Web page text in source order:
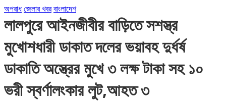
অপরাধ জেলার খবর বাংলাদেশ
লালপুরে আইনজীবীর বাড়িতে সশস্ত্র
মুখোশধারী ডাকাত দলের ভয়াবহ দুর্ধর্ষ
ডাকাতি অস্ত্রের মুখে ৩ লক্ষ টাকা সহ ১০
ভরী স্বর্ণালংকার লুট,আহত ৩